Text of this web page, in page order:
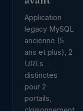
Application
legacy MySQL
ancienne (5
ans et plus), 2
URLs
distinctes
pour 2
portails,